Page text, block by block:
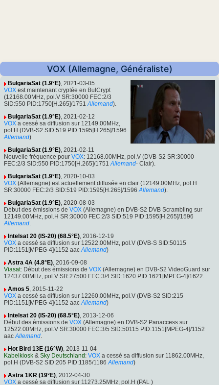
VOX (Allemagne, Généraliste)
BulgariaSat (1.9°E), 2021-03-05
VOX est maintenant cryptée en BulCrypt
(12168.00MHz, pol.V SR:30000 FEC:2/3
SID:550 PID:1750[H.265]/1751 Allemand).
BulgariaSat (1.9°E), 2021-02-12
VOX a cessé sa diffusion sur 12149.00MHz,
pol.H (DVB-S2 SID:519 PID:1595[H.265]/1596
Allemand)
BulgariaSat (1.9°E), 2021-02-11
Nouvelle fréquence pour VOX: 12168.00MHz, pol.V (DVB-S2 SR:30000
FEC:2/3 SID:550 PID:1750[H.265]/1751 Allemand- Clair).
BulgariaSat (1.9°E), 2020-10-03
VOX (Allemagne) est actuellement diffusée en clair (12149.00MHz, pol.H
SR:30000 FEC:2/3 SID:519 PID:1595[H.265]/1596 Allemand).
BulgariaSat (1.9°E), 2020-08-03
Début des émissions de VOX (Allemagne) en DVB-S2 DVB Scrambling sur
12149.00MHz, pol.H SR:30000 FEC:2/3 SID:519 PID:1595[H.265]/1596
Allemand.
Intelsat 20 (IS-20) (68.5°E), 2016-12-19
VOX a cessé sa diffusion sur 12522.00MHz, pol.V (DVB-S SID:50115
PID:1151[MPEG-4]/1152 aac Allemand)
Astra 4A (4.8°E), 2016-09-08
Viasat: Début des émissions de VOX (Allemagne) en DVB-S2 VideoGuard sur
12437.00MHz, pol.V SR:27500 FEC:3/4 SID:1620 PID:1621[MPEG-4]/1622.
Amos 5, 2015-11-22
VOX a cessé sa diffusion sur 12260.00MHz, pol.V (DVB-S2 SID:215
PID:1151[MPEG-4]/1152 aac Allemand)
Intelsat 20 (IS-20) (68.5°E), 2013-12-06
Début des émissions de VOX (Allemagne) en DVB-S2 Panaccess sur
12522.00MHz, pol.V SR:30000 FEC:3/5 SID:50115 PID:1151[MPEG-4]/1152
aac Allemand.
Hot Bird 13E (16°W), 2013-11-04
Kabelkiosk & Sky Deutschland : VOX a cessé sa diffusion sur 11862.00MHz,
pol.H (DVB-S2 SID:205 PID:1185/1186 Allemand)
Astra 1KR (19°E), 2012-04-30
VOX a cessé sa diffusion sur 11273.25MHz, pol.H (PAL )